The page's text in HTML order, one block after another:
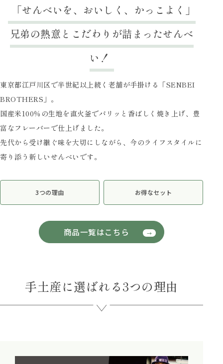
「せんべいを、おいしく、かっこよく」
兄弟の熱意とこだわりが詰まったせんべ
い！
東京都江戸川区で半世紀以上続く老舗が手掛ける「SENBEI
BROTHERS」。
国産米100％の生地を直火釜でパリッと香ばしく焼き上げ、豊
富なフレーバーで仕上げました。
先代から受け継ぐ味を大切にしながら、今のライフスタイルに
寄り添う新しいせんべいです。
3つの理由 お得なセット
商品一覧はこちら
手土産に選ばれる3つの理由